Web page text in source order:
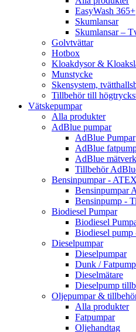
EasyWash 365+
Skumlansar
Skumlansar –
Golvtvättar
Hotbox
Kloakdysor &
Munstycke
Skensystem,
Tillbehör till
Vätskepumpar
Alla produkter
AdBlue pumpar
AdBlue Pumpar
AdBlue
AdBlue
Tillbehör
Bensinpumpar - ATEX
Bensinpumpar
Bensinpump -
Biodiesel Pumpar
Biodiesel
Biodiesel pump
Dieselpumpar
Dieselpumpar
Dunk / Fatpump
Dieselmätare
Dieselpump
Oljepumpar &
Alla produkter
Fatpumpar
Oljehandtag